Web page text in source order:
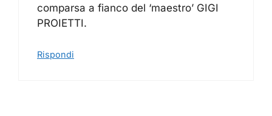
comparsa a fianco del ‘maestro’ GIGI
PROIETTI.
Rispondi